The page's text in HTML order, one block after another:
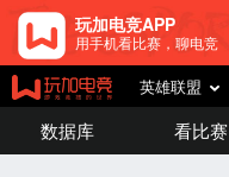
玩加电竞APP
用手机看比赛，聊电竞
英雄联盟
数据库 看比赛